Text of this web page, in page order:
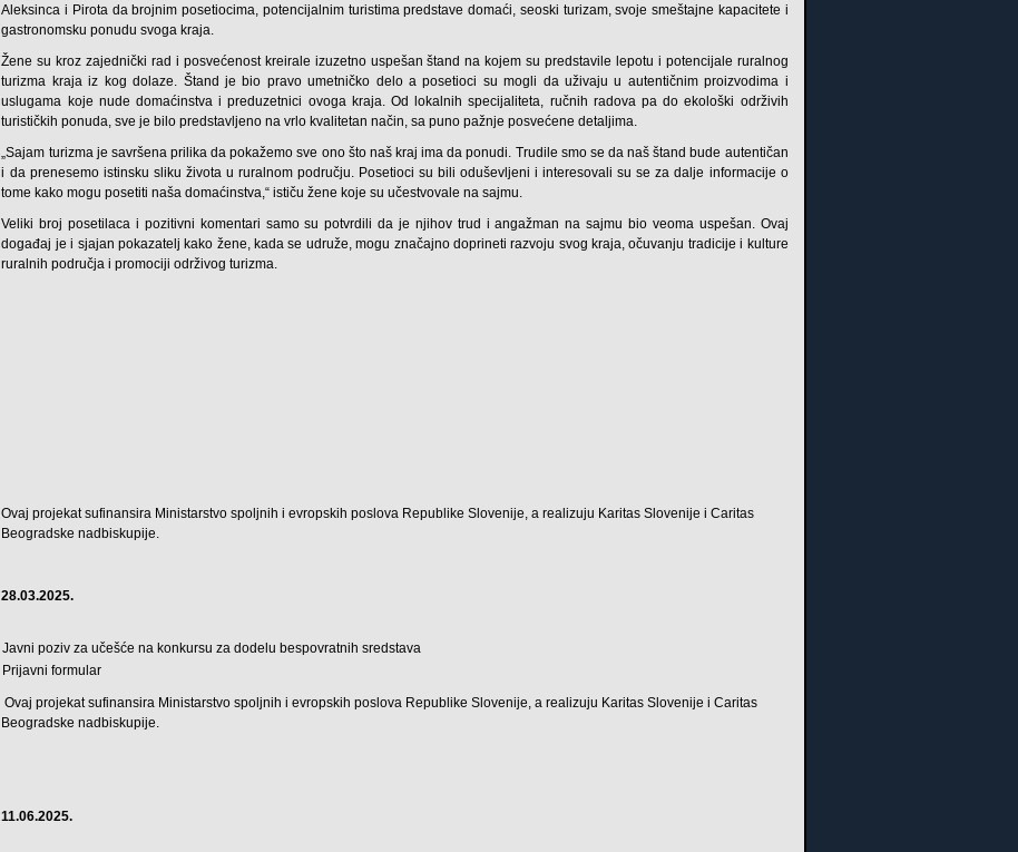
Aleksinca i Pirota da brojnim posetiocima, potencijalnim turistima predstave domaći, seoski turizam, svoje smeštajne kapacitete i
gastronomsku ponudu svoga kraja.
Žene su kroz zajednički rad i posvećenost kreirale izuzetno uspešan štand na kojem su predstavile lepotu i potencijale ruralnog
turizma kraja iz kog dolaze. Štand je bio pravo umetničko delo a posetioci su mogli da uživaju u autentičnim proizvodima i
uslugama koje nude domaćinstva i preduzetnici ovoga kraja. Od lokalnih specijaliteta, ručnih radova pa do ekološki održivih
turističkih ponuda, sve je bilo predstavljeno na vrlo kvalitetan način, sa puno pažnje posvećene detaljima.
„Sajam turizma je savršena prilika da pokažemo sve ono što naš kraj ima da ponudi. Trudile smo se da naš štand bude autentičan
i da prenesemo istinsku sliku života u ruralnom području. Posetioci su bili oduševljeni i interesovali su se za dalje informacije o
tome kako mogu posetiti naša domaćinstva,“ ističu žene koje su učestvovale na sajmu.
Veliki broj posetilaca i pozitivni komentari samo su potvrdili da je njihov trud i angažman na sajmu bio veoma uspešan. Ovaj
događaj je i sjajan pokazatelj kako žene, kada se udruže, mogu značajno doprineti razvoju svog kraja, očuvanju tradicije i kulture
ruralnih područja i promociji održivog turizma.
Ovaj projekat sufinansira Ministarstvo spoljnih i evropskih poslova Republike Slovenije, a realizuju Karitas Slovenije i Caritas
Beogradske nadbiskupije.
28.03.2025.
Javni poziv za učešće na konkursu za dodelu bespovratnih sredstava
Prijavni formular
Ovaj projekat sufinansira Ministarstvo spoljnih i evropskih poslova Republike Slovenije, a realizuju Karitas Slovenije i Caritas
Beogradske nadbiskupije.
11.06.2025.